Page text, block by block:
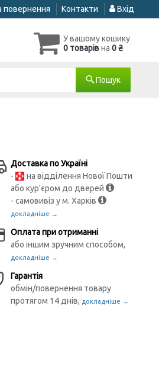
повернення Контакти Вхід
У вашому кошику
0 товарівна 0 ₴
Пошук
Доставка по Україні
-
на відділення Нової Пошти
або кур'єром до дверей
- самовивіз у м. Харків
докладніше →
Оплата при отриманні
або іншим зручним способом,
докладніше →
Гарантія
обмін/повернення товару
протягом 14 днів, докладніше →